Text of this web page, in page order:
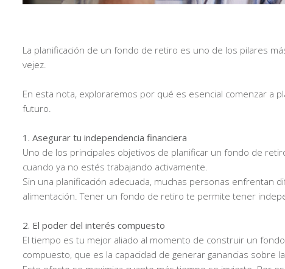
La planificación de un fondo de retiro es uno de los pilares
vejez.
En esta nota, exploraremos por qué es esencial comenzar a
futuro.
1. Asegurar tu independencia financiera
Uno de los principales objetivos de planificar un fondo de
cuando ya no estés trabajando activamente.
Sin una planificación adecuada, muchas personas enfrentan
alimentación. Tener un fondo de retiro te permite tener
2. El poder del interés compuesto
El tiempo es tu mejor aliado al momento de construir un
compuesto, que es la capacidad de generar ganancias sobre